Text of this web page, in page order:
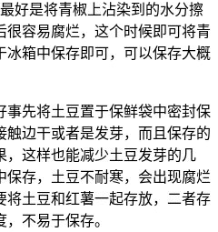
好是将青椒上沾染到的水分擦
容易腐烂，这个时候即可将青
冰箱中保存即可，可以保存大概
事先将土豆置于保鲜袋中密封保
边干或者是发芽，而且保存的
，这样也能减少土豆发芽的几
存，土豆不耐寒，会出现腐烂
将土豆和红薯一起存放，二者存
不易于保存。